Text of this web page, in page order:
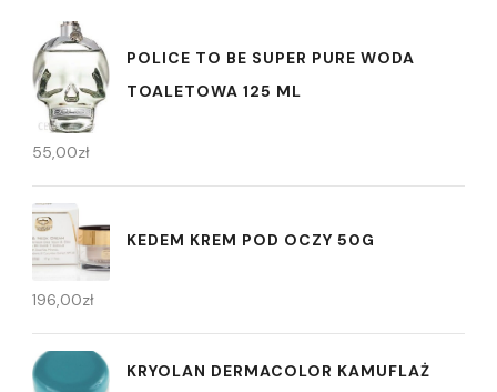
POLICE TO BE SUPER PURE WODA
TOALETOWA 125 ML
55,00zł
KEDEM KREM POD OCZY 50G
196,00zł
KRYOLAN DERMACOLOR KAMUFLAŻ